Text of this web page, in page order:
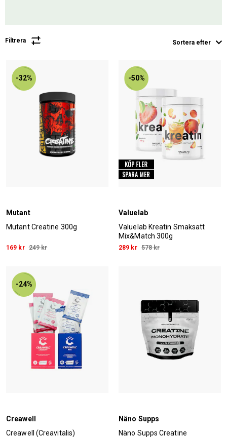
Filtrera Sortera efter
-32%
Mutant
Mutant Creatine 300g
169 kr 249 kr
-50%
Valuelab
Valuelab Kreatin Smaksatt
Mix&Match 300g
289 kr 578 kr
-24%
Creawell
Creawell (Creavitalis)
Näno Supps
Näno Supps Creatine